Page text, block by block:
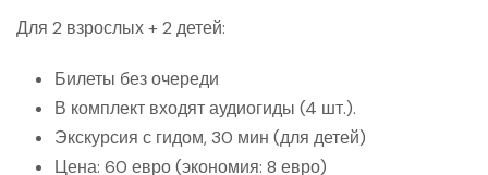
Для 2 взрослых + 2 детей:
Билеты без очереди
В комплект входят аудиогиды (4 шт.).
Экскурсия с гидом, 30 мин (для детей)
Цена: 60 ​​евро (экономия: 8 евро)